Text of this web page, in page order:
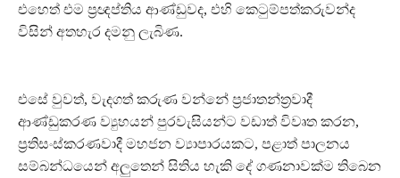
එහෙත් එම ප්‍රඥප්තිය ආණ්ඩුවද, එහි කෙටුම්පත්කරුවන්ද
විසින් අතහැර දමනු ලැබිණ.
එසේ වුවත්, වැදගත් කරුණ වන්නේ ප්‍රජාතන්ත්‍රවාදී
ආණ්ඩුකරණ ව්‍යුහයන් පුරවැසියන්ට වඩාත් විවෘත කරන,
ප්‍රතිසංස්කරණවාදී මහජන ව්‍යාපාරයකට, පළාත් පාලනය
සම්බන්ධයෙන් අලුතෙන් සිතිය හැකි දේ ගණනාවක්ම තිබෙන